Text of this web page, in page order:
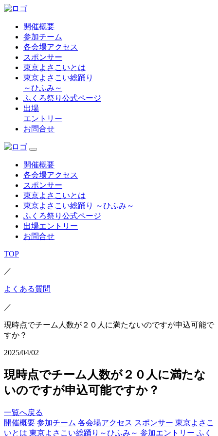
開催概要
参加チーム
各会場アクセス
スポンサー
東京よさこいとは
東京よさこい総踊り
～ひふみ～
ふくろ祭り公式ページ
出場
エントリー
お問合せ
開催概要
各会場アクセス
スポンサー
東京よさこいとは
東京よさこい総踊り ～ひふみ～
ふくろ祭り公式ページ
出場エントリー
お問合せ
TOP
／
よくある質問
／
現時点でチーム人数が２０人に満たないのですが申込可能で
すか？
2025/04/02
現時点でチーム人数が２０人に満たな
いのですが申込可能ですか？
一覧へ戻る
開催概要 参加チーム 各会場アクセス スポンサー 東京よさこ
いとは 東京よさこい総踊り～ひふみ～ 参加エントリー ふく